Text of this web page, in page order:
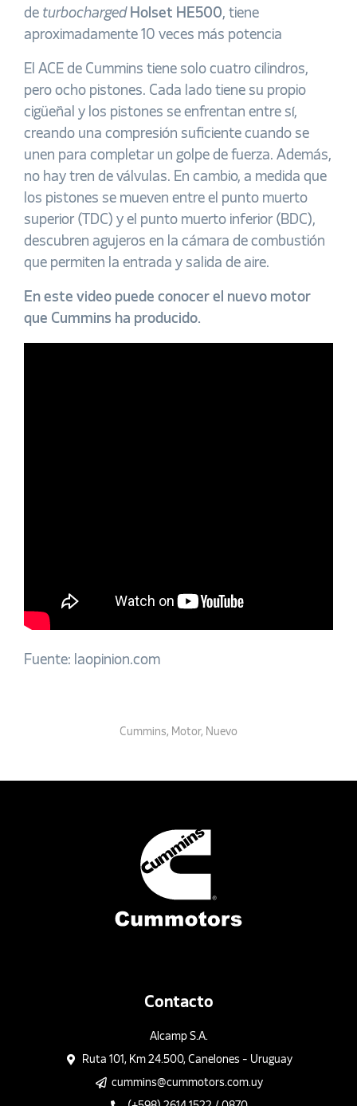
de turbocharged Holset HE500, tiene
aproximadamente 10 veces más potencia
El ACE de Cummins tiene solo cuatro cilindros,
pero ocho pistones. Cada lado tiene su propio
cigüeñal y los pistones se enfrentan entre sí,
creando una compresión suficiente cuando se
unen para completar un golpe de fuerza. Además,
no hay tren de válvulas. En cambio, a medida que
los pistones se mueven entre el punto muerto
superior (TDC) y el punto muerto inferior (BDC),
descubren agujeros en la cámara de combustión
que permiten la entrada y salida de aire.
En este video puede conocer el nuevo motor
que Cummins ha producido.
Fuente: laopinion.com
Cummins, Motor, Nuevo
Contacto
Alcamp S.A.
Ruta 101, Km 24.500, Canelones - Uruguay
cummins@cummotors.com.uy